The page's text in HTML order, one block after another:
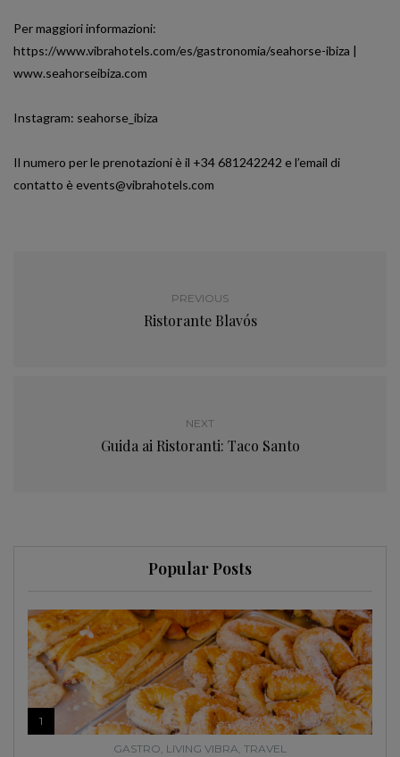
Per maggiori informazioni:
https://www.vibrahotels.com/es/gastronomia/seahorse-ibiza |
www.seahorseibiza.com
Instagram: seahorse_ibiza
Il numero per le prenotazioni è il +34 681242242 e l’email di
contatto è events@vibrahotels.com
PREVIOUS
Ristorante Blavós
NEXT
Guida ai Ristoranti: Taco Santo
Popular Posts
1
GASTRO LIVING VIBRA TRAVEL